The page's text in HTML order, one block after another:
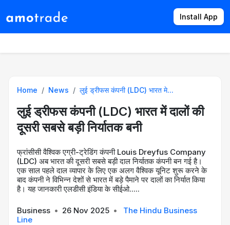
Install App
Home News लुई ड्रीफस कंपनी (LDC) भारत मे...
लुई ड्रीफस कंपनी (LDC) भारत में दालों की
दूसरी सबसे बड़ी निर्यातक बनी
फ्रांसीसी वैश्विक एग्री-ट्रेडिंग कंपनी Louis Dreyfus Company
(LDC) अब भारत की दूसरी सबसे बड़ी दाल निर्यातक कंपनी बन गई है।
एक साल पहले दाल व्यापार के लिए एक अलग वैश्विक यूनिट शुरू करने के
बाद कंपनी ने विभिन्न देशों से भारत में बड़े पैमाने पर दालों का निर्यात किया
है। यह जानकारी एलडीसी इंडिया के सीईओ.....
Business • 26 Nov 2025 •
The Hindu Business
Line